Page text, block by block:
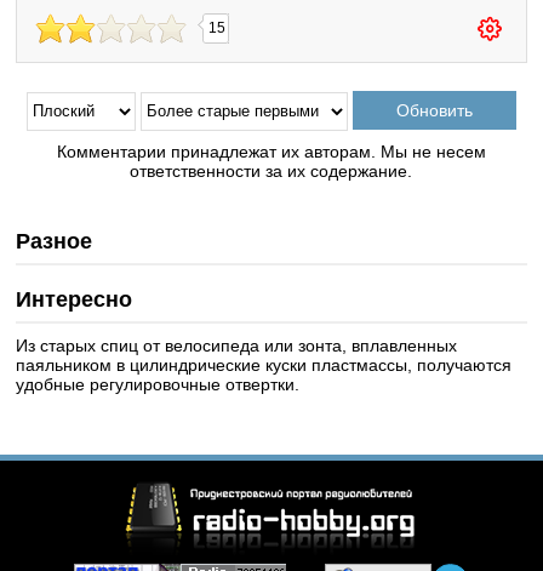
15
Комментарии принадлежат их авторам. Мы не несем
ответственности за их содержание.
Разное
Интересно
Из старых спиц от велосипеда или зонта, вплавленных
паяльником в цилиндрические куски пластмассы, получаются
удобные регулировочные отвертки.